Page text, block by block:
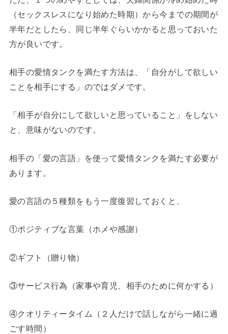
（セックスレスになり始めた時期）から今までの期間が
半年だとしたら、同じ半年ぐらいかかると思っておいた
方が良いです。
相手の愛情タンクを満たす方法は、「自分がして欲しい
ことを相手にする」のではダメです。
「相手が自分にして欲しいと思っていること」をしない
と、意味がないのです。
相手の「愛の言語」を使って愛情タンクを満たす必要が
あります。
愛の言語の５種類をもう一度復習しておくと、
①ポジティブな言葉（ホメや感謝）
②ギフト（贈り物）
③サービス行為（家事や育児、相手のために何かする）
④クオリティータイム（２人だけで話しながら一緒に過
ごす時間）